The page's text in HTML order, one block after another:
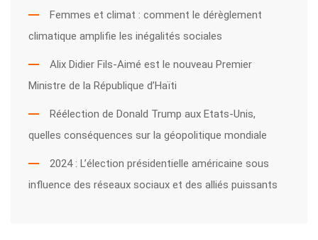
Femmes et climat : comment le dérèglement
climatique amplifie les inégalités sociales
Alix Didier Fils-Aimé est le nouveau Premier
Ministre de la République d’Haïti
Réélection de Donald Trump aux Etats-Unis,
quelles conséquences sur la géopolitique mondiale
2024 : L’élection présidentielle américaine sous
influence des réseaux sociaux et des alliés puissants